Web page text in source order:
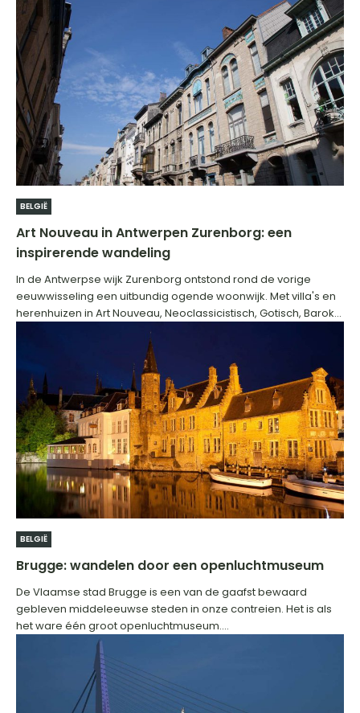
BELGIË
Art Nouveau in Antwerpen Zurenborg: een
inspirerende wandeling
In de Antwerpse wijk Zurenborg ontstond rond de vorige
eeuwwisseling een uitbundig ogende woonwijk. Met villa's en
herenhuizen in Art Nouveau, Neoclassicistisch, Gotisch, Barok...
BELGIË
Brugge: wandelen door een openluchtmuseum
De Vlaamse stad Brugge is een van de gaafst bewaard
gebleven middeleeuwse steden in onze contreien. Het is als
het ware één groot openluchtmuseum....